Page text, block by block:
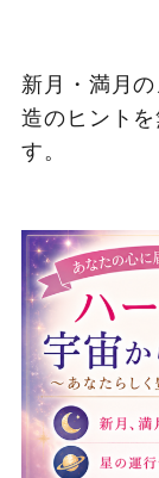
新月・満月
造のヒント
す。